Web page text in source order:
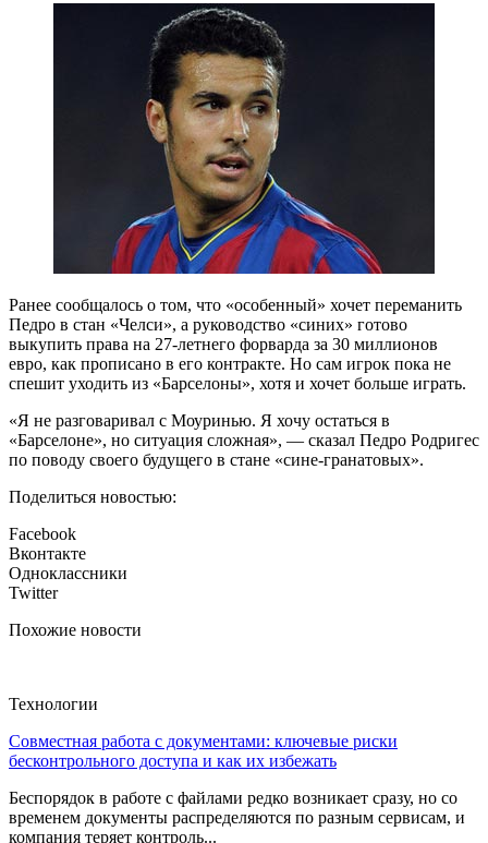
Ранее сообщалось о том, что «особенный» хочет переманить
Педро в стан «Челси», а руководство «синих» готово
выкупить права на 27-летнего форварда за 30 миллионов
евро, как прописано в его контракте. Но сам игрок пока не
спешит уходить из «Барселоны», хотя и хочет больше играть.
«Я не разговаривал с Моуринью. Я хочу остаться в
«Барселоне», но ситуация сложная», — сказал Педро Родригес
по поводу своего будущего в стане «сине-гранатовых».
Поделиться новостью:
Facebook
Вконтакте
Одноклассники
Twitter
Похожие новости
Технологии
Совместная работа с документами: ключевые риски
бесконтрольного доступа и как их избежать
Беспорядок в работе с файлами редко возникает сразу, но со
временем документы распределяются по разным сервисам, и
компания теряет контроль...